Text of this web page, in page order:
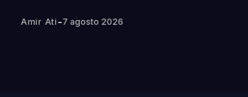
Amir Ati -7 agosto 2026